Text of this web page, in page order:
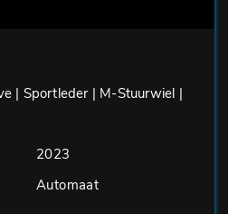
| Sportleder | M-Stuurwiel |
2023
Automaat